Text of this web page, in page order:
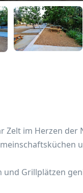
im Herzen der
und Grillplätzen